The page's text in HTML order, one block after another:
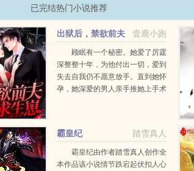
已完结热门小说推荐
壹鹿小跑
出狱后，禁欲前夫
夜夜上门求生崽
顾眠有一个秘密。她爱了厉霆
深整整十年，为他付出一切，爱到
失去自我仍不愿意放手。直到她怀
孕，她深爱的男人亲手推她上手术
手，万金难求她号上一...踏雪真人
霸皇纪
霸皇纪由作者踏雪真人创作全
本作品该小说情节跌宕起伏扣人心